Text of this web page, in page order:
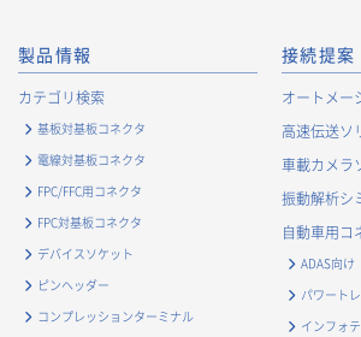
等、お客様へのサービス向上のため
・
お客様の情報管理のため
・
お客様との取引の進捗状況を管理するた
・
お客様に対してアンケートを実施するた
・
お客様からのお問合せに対して対応する
・
マーケティング調査及び分析のため
お取引先および業務上関係する他社・団体・
る個人情報
・
お問い合わせ対応、商談、打合せ等業務
製品情報
カテゴリ検索
基板対基板コネクタ
電線対基板コネクタ
FPC/FFC用コネクタ
FPC対基板コネクタ
デバイスソケット
ピンヘッダー
コンプレッションターミナル
接続提案
オートメー
高速伝送ソ
車載カメラ
振動解析シ
自動車用コ
ADAS向け
パワート
インフォ